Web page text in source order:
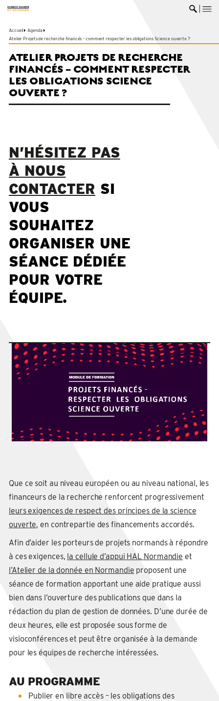
Accueil
Agenda
Atelier Projets de recherche financés – comment respecter les obligations Science ouverte ?
ATELIER PROJETS DE RECHERCHE
FINANCÉS – COMMENT RESPECTER
LES OBLIGATIONS SCIENCE
OUVERTE ?
N’HÉSITEZ PAS
À NOUS
CONTACTER SI
VOUS
SOUHAITEZ
ORGANISER UNE
SÉANCE DÉDIÉE
POUR VOTRE
ÉQUIPE.
Que ce soit au niveau européen ou au niveau national, les
financeurs de la recherche renforcent progressivement
leurs exigences de respect des principes de la science
ouverte, en contrepartie des financements accordés.
Afin d’aider les porteurs de projets normands à répondre
à ces exigences, la cellule d’appui HAL Normandie et
l’Atelier de la donnée en Normandie proposent une
séance de formation apportant une aide pratique aussi
bien dans l’ouverture des publications que dans la
rédaction du plan de gestion de données. D’une durée de
deux heures, elle est proposée sous forme de
visioconférences et peut être organisée à la demande
pour les équipes de recherche intéressées.
AU PROGRAMME
Publier en libre accès – les obligations des